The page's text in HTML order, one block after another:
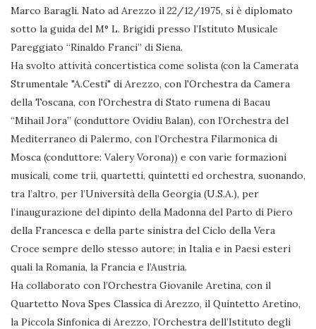
Marco Baragli. Nato ad Arezzo il 22/12/1975, si è diplomato
sotto la guida del M° L. Brigidi presso l’Istituto Musicale
Pareggiato “Rinaldo Franci” di Siena.
Ha svolto attività concertistica come solista (con la Camerata
Strumentale "A.Cesti" di Arezzo, con l'Orchestra da Camera
della Toscana, con l'Orchestra di Stato rumena di Bacau
“Mihail Jora” (conduttore Ovidiu Balan), con l’Orchestra del
Mediterraneo di Palermo, con l’Orchestra Filarmonica di
Mosca (conduttore: Valery Vorona)) e con varie formazioni
musicali, come trii, quartetti, quintetti ed orchestra, suonando,
tra l’altro, per l’Università della Georgia (U.S.A.), per
l’inaugurazione del dipinto della Madonna del Parto di Piero
della Francesca e della parte sinistra del Ciclo della Vera
Croce sempre dello stesso autore; in Italia e in Paesi esteri
quali la Romania, la Francia e l’Austria.
Ha collaborato con l’Orchestra Giovanile Aretina, con il
Quartetto Nova Spes Classica di Arezzo, il Quintetto Aretino,
la Piccola Sinfonica di Arezzo, l’Orchestra dell’Istituto degli